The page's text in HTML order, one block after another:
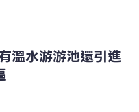
溫水游游池還引進